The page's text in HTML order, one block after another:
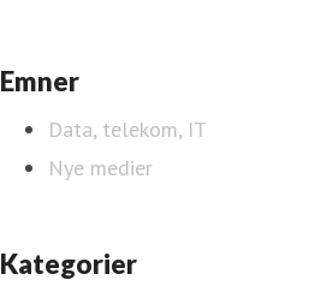
Emner
Data, telekom, IT
Nye medier
Kategorier